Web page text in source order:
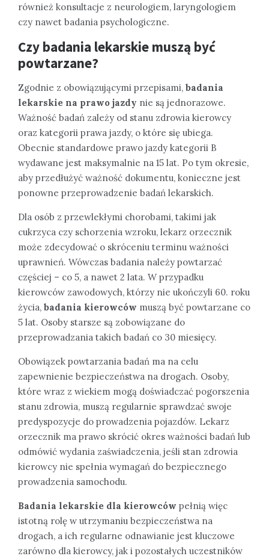
również konsultacje z neurologiem, laryngologiem
czy nawet badania psychologiczne.
Czy badania lekarskie muszą być
powtarzane?
Zgodnie z obowiązującymi przepisami, badania
lekarskie na prawo jazdy nie są jednorazowe.
Ważność badań zależy od stanu zdrowia kierowcy
oraz kategorii prawa jazdy, o które się ubiega.
Obecnie standardowe prawo jazdy kategorii B
wydawane jest maksymalnie na 15 lat. Po tym okresie,
aby przedłużyć ważność dokumentu, konieczne jest
ponowne przeprowadzenie badań lekarskich.
Dla osób z przewlekłymi chorobami, takimi jak
cukrzyca czy schorzenia wzroku, lekarz orzecznik
może zdecydować o skróceniu terminu ważności
uprawnień. Wówczas badania należy powtarzać
częściej – co 5, a nawet 2 lata. W przypadku
kierowców zawodowych, którzy nie ukończyli 60. roku
życia, badania kierowców muszą być powtarzane co
5 lat. Osoby starsze są zobowiązane do
przeprowadzania takich badań co 30 miesięcy.
Obowiązek powtarzania badań ma na celu
zapewnienie bezpieczeństwa na drogach. Osoby,
które wraz z wiekiem mogą doświadczać pogorszenia
stanu zdrowia, muszą regularnie sprawdzać swoje
predyspozycje do prowadzenia pojazdów. Lekarz
orzecznik ma prawo skrócić okres ważności badań lub
odmówić wydania zaświadczenia, jeśli stan zdrowia
kierowcy nie spełnia wymagań do bezpiecznego
prowadzenia samochodu.
Badania lekarskie dla kierowców pełnią więc
istotną rolę w utrzymaniu bezpieczeństwa na
drogach, a ich regularne odnawianie jest kluczowe
zarówno dla kierowcy, jak i pozostałych uczestników